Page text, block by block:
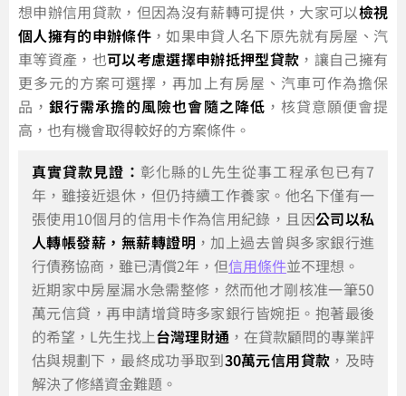
想申辦信用貸款，但因為沒有薪轉可提供，大家可以檢視
個人擁有的申辦條件 ，如果申貸人名下原先就有房屋、汽
車等資產，也可以考慮選擇申辦抵押型貸款 ，讓自己擁有
更多元的方案可選擇，再加上有房屋、汽車可作為擔保
品，銀行需承擔的風險也會隨之降低 ，核貸意願便會提
高，也有機會取得較好的方案條件。
真實貸款見證： 彰化縣的L先生從事工程承包已有7
年，雖接近退休，但仍持續工作養家。他名下僅有一
張使用10個月的信用卡作為信用紀錄，且因公司以私
人轉帳發薪，無薪轉證明 ，加上過去曾與多家銀行進
行債務協商，雖已清償2年，但信用條件並不理想。
近期家中房屋漏水急需整修，然而他才剛核准一筆50
萬元信貸，再申請增貸時多家銀行皆婉拒。抱著最後
的希望，L先生找上台灣理財通，在貸款顧問的專業評
估與規劃下，最終成功爭取到30萬元信用貸款 ，及時
解決了修繕資金難題。